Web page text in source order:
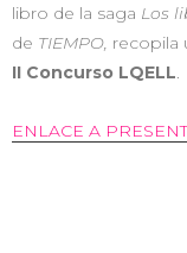
libro de la saga Los
de TIEMPO, recopila
II Concurso LQELL
ENLACE A